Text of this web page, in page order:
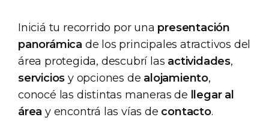
Iniciá tu recorrido por una presentación
panorámica de los principales atractivos del
área protegida, descubrí las actividades,
servicios y opciones de alojamiento,
conocé las distintas maneras de
llegar al
área y encontrá las vías de contacto.